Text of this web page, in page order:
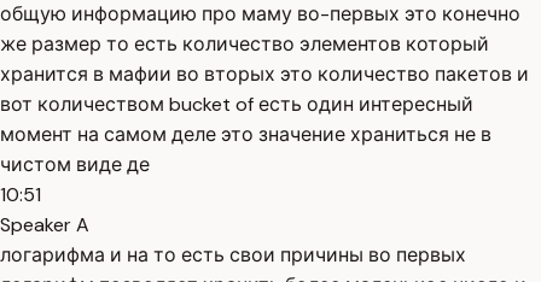
общую информацию про маму во-первых это конечно
же размер то есть количество элементов который
хранится в мафии во вторых это количество пакетов и
вот количеством bucket of есть один интересный
момент на самом деле это значение храниться не в
чистом виде де
10:51
Speaker A
логарифма и на то есть свои причины во первых